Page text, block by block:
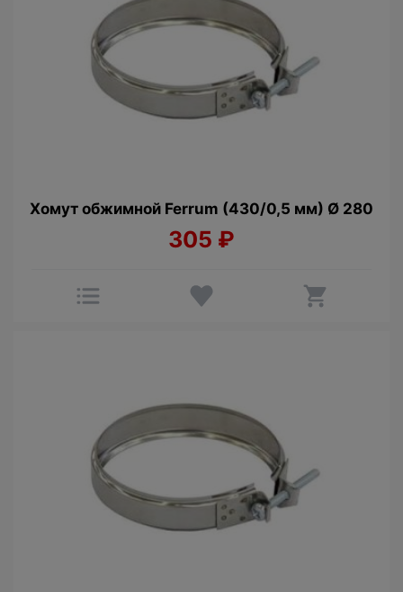
Хомут обжимной Ferrum (430/0,5 мм) Ø 280
305 ₽